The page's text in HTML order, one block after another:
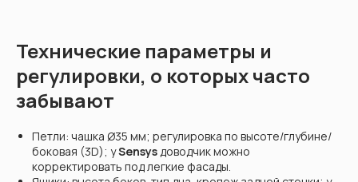
Технические параметры и
регулировки, о которых часто
забывают
Петли: чашка Ø35 мм; регулировка по высоте/глубине/
боковая (3D); уSensysдоводчик можно
корректировать под легкие фасады.